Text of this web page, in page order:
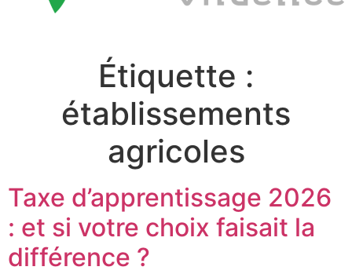
Étiquette :
établissements
agricoles
Taxe d’apprentissage 2026
: et si votre choix faisait la
différence ?